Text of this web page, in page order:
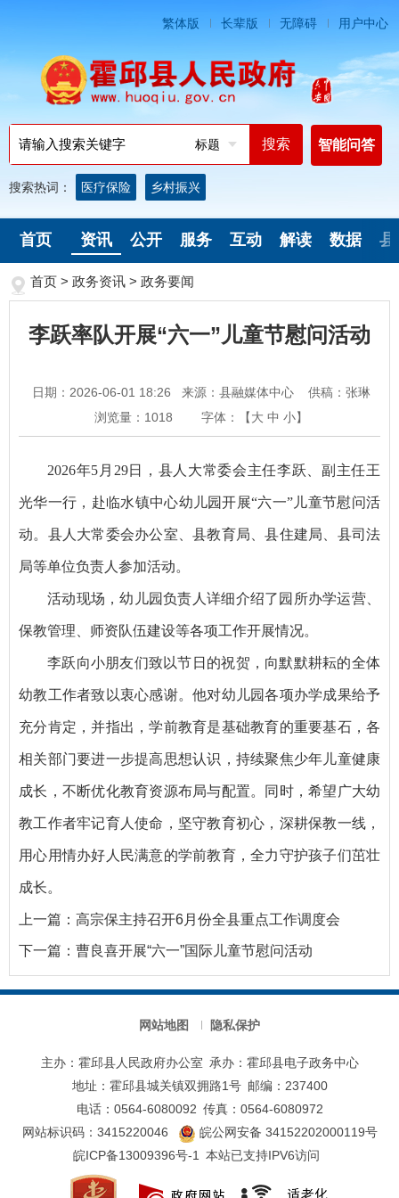
繁体版 长辈版 无障碍 用户中心
标题 智能问答
搜索热词： 医疗保险 乡村振兴
首页 资讯 公开 服务 互动 解读 数据 县
首页 > 政务资讯 > 政务要闻
李跃率队开展“六一”儿童节慰问活动
日期：2026-06-01 18:26 来源：县融媒体中心
供稿：张琳
浏览量： 1018 字体：【大 中 小】
2026年5月29日，县人大常委会主任李跃、副主任王
光华一行，赴临水镇中心幼儿园开展“六一”儿童节慰问活
动。县人大常委会办公室、县教育局、县住建局、县司法
局等单位负责人参加活动。
活动现场，幼儿园负责人详细介绍了园所办学运营、
保教管理、师资队伍建设等各项工作开展情况。
李跃向小朋友们致以节日的祝贺，向默默耕耘的全体
幼教工作者致以衷心感谢。他对幼儿园各项办学成果给予
充分肯定，并指出，学前教育是基础教育的重要基石，各
相关部门要进一步提高思想认识，持续聚焦少年儿童健康
成长，不断优化教育资源布局与配置。同时，希望广大幼
教工作者牢记育人使命，坚守教育初心，深耕保教一线，
用心用情办好人民满意的学前教育，全力守护孩子们茁壮
成长。
上一篇： 高宗保主持召开6月份全县重点工作调度会
下一篇： 曹良喜开展“六一”国际儿童节慰问活动
网站地图 隐私保护
主办：霍邱县人民政府办公室 承办：霍邱县电子政务中心
地址：霍邱县城关镇双拥路1号 邮编：237400
电话：0564-6080092 传真：0564-6080972
网站标识码：3415220046
皖公网安备 34152202000119号
皖ICP备13009396号-1 本站已支持IPV6访问